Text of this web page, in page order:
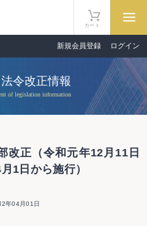
カート
新規会員登録 ログイン
令改正情報
of legislation information
改正（令和元年12月11日
1日から施行）
2年04月01日